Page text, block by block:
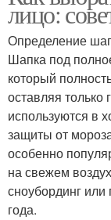
лицо:
Определение
Шапка под
который
оставляя только
используются в
защиты от
особенно
на свежем
сноубординг или
года.